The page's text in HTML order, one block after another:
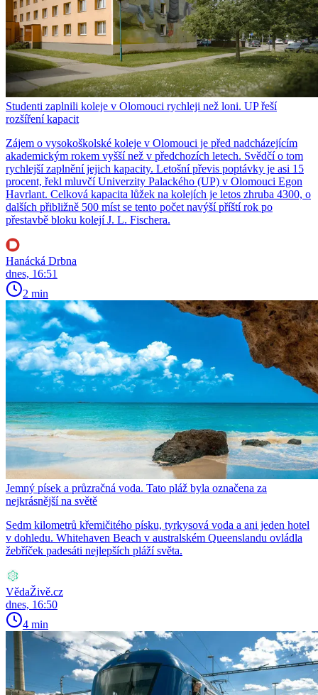
Studenti zaplnili koleje v Olomouci rychleji než loni. UP řeší
rozšíření kapacit
Zájem o vysokoškolské koleje v Olomouci je před nadcházejícím
akademickým rokem vyšší než v předchozích letech. Svědčí o tom
rychlejší zaplnění jejich kapacity. Letošní převis poptávky je asi 15
procent, řekl mluvčí Univerzity Palackého (UP) v Olomouci Egon
Havrlant. Celková kapacita lůžek na kolejích je letos zhruba 4300, o
dalších přibližně 500 míst se tento počet navýší příští rok po
přestavbě bloku kolejí J. L. Fischera.
Hanácká Drbna
dnes, 16:51
2 min
Jemný písek a průzračná voda. Tato pláž byla označena za
nejkrásnější na světě
Sedm kilometrů křemičitého písku, tyrkysová voda a ani jeden hotel
v dohledu. Whitehaven Beach v australském Queenslandu ovládla
žebříček padesáti nejlepších pláží světa.
VědaŽivě.cz
dnes, 16:50
4 min